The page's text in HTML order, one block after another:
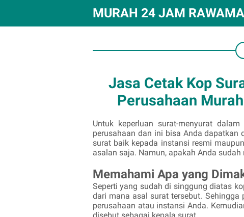
PERCETAKAN MURAH 24 JAM
Jasa Cetak Kop
Perusahaan Murah
Untuk keperluan surat-menyurat
perusahaan dan ini bisa Anda dapatkan
surat baik kepada instansi resmi
asalan saja. Namun, apakah Anda
Memahami Apa yang
Seperti yang sudah di singgung diatas
dari mana asal surat tersebut.
perusahaan atau instansi Anda.